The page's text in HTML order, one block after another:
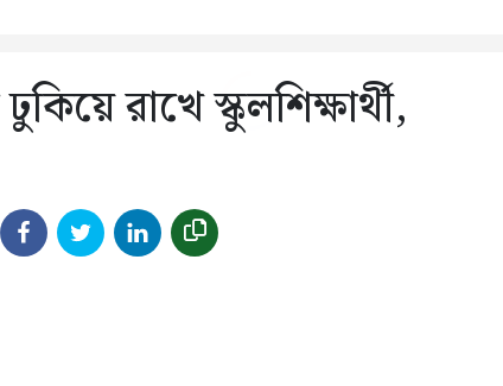
রাখে স্কুলশিক্ষার্থী,